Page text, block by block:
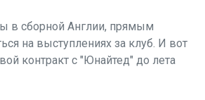
в сборной Англии, прямым
на выступлениях за клуб. И вот
контракт с "Юнайтед" до лета